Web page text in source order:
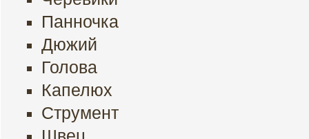
Панночка
Дюжий
Голова
Капелюх
Струмент